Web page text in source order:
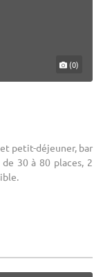
(0)
petit-déjeuner, bar
30 à 80 places, 2